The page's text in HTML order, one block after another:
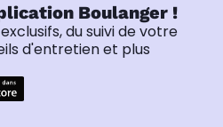
Boulanger !
du suivi de votre
d'entretien et plus